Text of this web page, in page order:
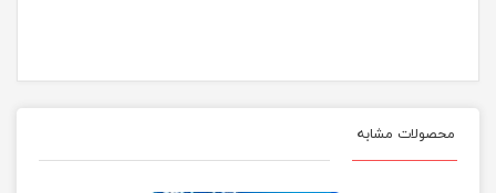
محصولات مشابه